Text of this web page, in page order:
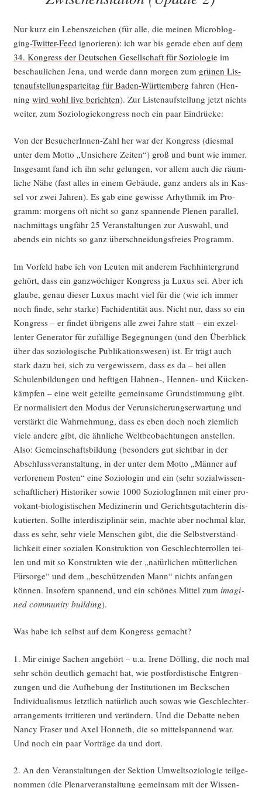
Nur kurz ein Lebens­zei­chen (für alle, die mei­nen Micro­blog­
ging-Twit­ter-Feed igno­rie­ren): ich war bis gera­de eben aufdem
34. Kon­gress der Deut­schen Gesell­schaft für Sozio­lo­gieim
beschau­li­chen Jena, und wer­de dann mor­gen zum grü­nen Lis­
ten­auf­stel­lungs­par­tei­tag für Baden-Würt­tem­berg fah­ren (Hen­
ning wird wohl live berich­ten). Zur Lis­ten­auf­stel­lung jetzt nichts
wei­ter, zum Sozio­lo­gie­kon­gress noch ein paar Eindrücke:
Von der Besu­che­rIn­nen-Zahl her war der Kon­gress (dies­mal
unter dem Mot­to „Unsi­che­re Zei­ten“) groß und bunt wie immer.
Ins­ge­samt fand ich ihn sehr gelun­gen, vor allem auch die räum­
li­che Nähe (fast alles in einem Gebäu­de, ganz anders als in Kas­
sel vor zwei Jah­ren). Es gab eine gewis­se Arhyth­mik im Pro­
gramm: mor­gens oft nicht so ganz span­nen­de Ple­nen par­al­lel,
nach­mit­tags ungfähr 25 Ver­an­stal­tun­gen zur Aus­wahl, und
abends ein nichts so ganz über­schnei­dungs­frei­es Programm.
Im Vor­feld habe ich von Leu­ten mit ande­rem Fach­hin­ter­grund
gehört, dass ein ganz­wö­chi­ger Kon­gress ja Luxus sei. Aber ich
glau­be, genau die­ser Luxus macht viel für die (wie ich immer
noch fin­de, sehr star­ke) Fach­iden­ti­tät aus. Nicht nur, dass so ein
Kon­gress – er fin­det übri­gens alle zwei Jah­re statt – ein exzel­
len­ter Gene­ra­tor für zufäl­li­ge Begeg­nun­gen (und den Über­blick
über das sozio­lo­gi­sche Publi­ka­ti­ons­we­sen) ist. Er trägt auch
stark dazu bei, sich zu ver­ge­wis­sern, dass es da – bei allen
Schu­len­bil­dun­gen und hef­ti­gen Hahnen‑, Hen­nen- und Kücken­
kämp­fen – eine weit geteil­te gemein­sa­me Grund­stim­mung gibt.
Er nor­ma­li­siert den Modus der Ver­un­si­che­rungs­er­war­tung und
ver­stärkt die Wahr­neh­mung, dass es eben doch noch ziem­lich
vie­le ande­re gibt, die ähn­li­che Welt­be­ob­ach­tun­gen anstel­len.
Also: Gemein­schafts­bil­dung (beson­ders gut sicht­bar in der
Abschluss­ver­an­stal­tung, in der unter dem Mot­to „Män­ner auf
ver­lo­re­nem Pos­ten“ eine Sozio­lo­gin und ein (sehr sozi­al­wis­sen­
schaft­li­cher) His­to­ri­ker sowie 1000 Sozio­lo­gIn­nen mit einer pro­
vo­kant-bio­lo­gis­ti­schen Medi­zi­ne­rin und Gerichts­gut­ach­te­rin dis­
ku­tier­ten. Soll­te inter­dis­zi­pli­när sein, mach­te aber noch­mal klar,
dass es sehr, sehr vie­le Men­schen gibt, die die Selbst­ver­ständ­
lich­keit einer sozia­len Kon­struk­ti­on von Geschlech­ter­rol­len tei­
len und mit so Kon­struk­ten wie der „natür­li­chen müt­ter­li­chen
Für­sor­ge“ und dem „beschüt­zen­den Mann“ nichts anfan­gen
kön­nen. Inso­fern span­nend, und ein schö­nes Mit­tel zum ima­gi­
ned com­mu­ni­ty buil­ding).
Was habe ich selbst auf dem Kon­gress gemacht?
1. Mir eini­ge Sachen ange­hört – u.a. Ire­ne Döl­ling, die noch mal
sehr schön deut­lich gemacht hat, wie post­for­dis­ti­sche Ent­gren­
zun­gen und die Auf­he­bung der Insti­tu­tio­nen im Beck­schen
Indi­vi­dua­lis­mus letzt­lich natür­lich auch sowas wie Geschlech­ter­
ar­ran­ge­ments irri­tie­ren und ver­än­dern. Und die Debat­te neben
Nan­cy Fraser und Axel Hon­neth, die so mit­tel­span­nend war.
Und noch ein paar Vor­trä­ge da und dort.
2. An den Ver­an­stal­tun­gen der Sek­ti­on Umwelt­so­zio­lo­gie teil­ge­
nom­men (die Ple­nar­ver­an­stal­tung gemein­sam mit der Wis­sen­